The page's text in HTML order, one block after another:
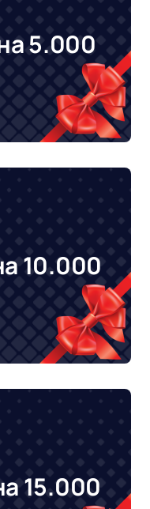
5.000
10.000
15.000